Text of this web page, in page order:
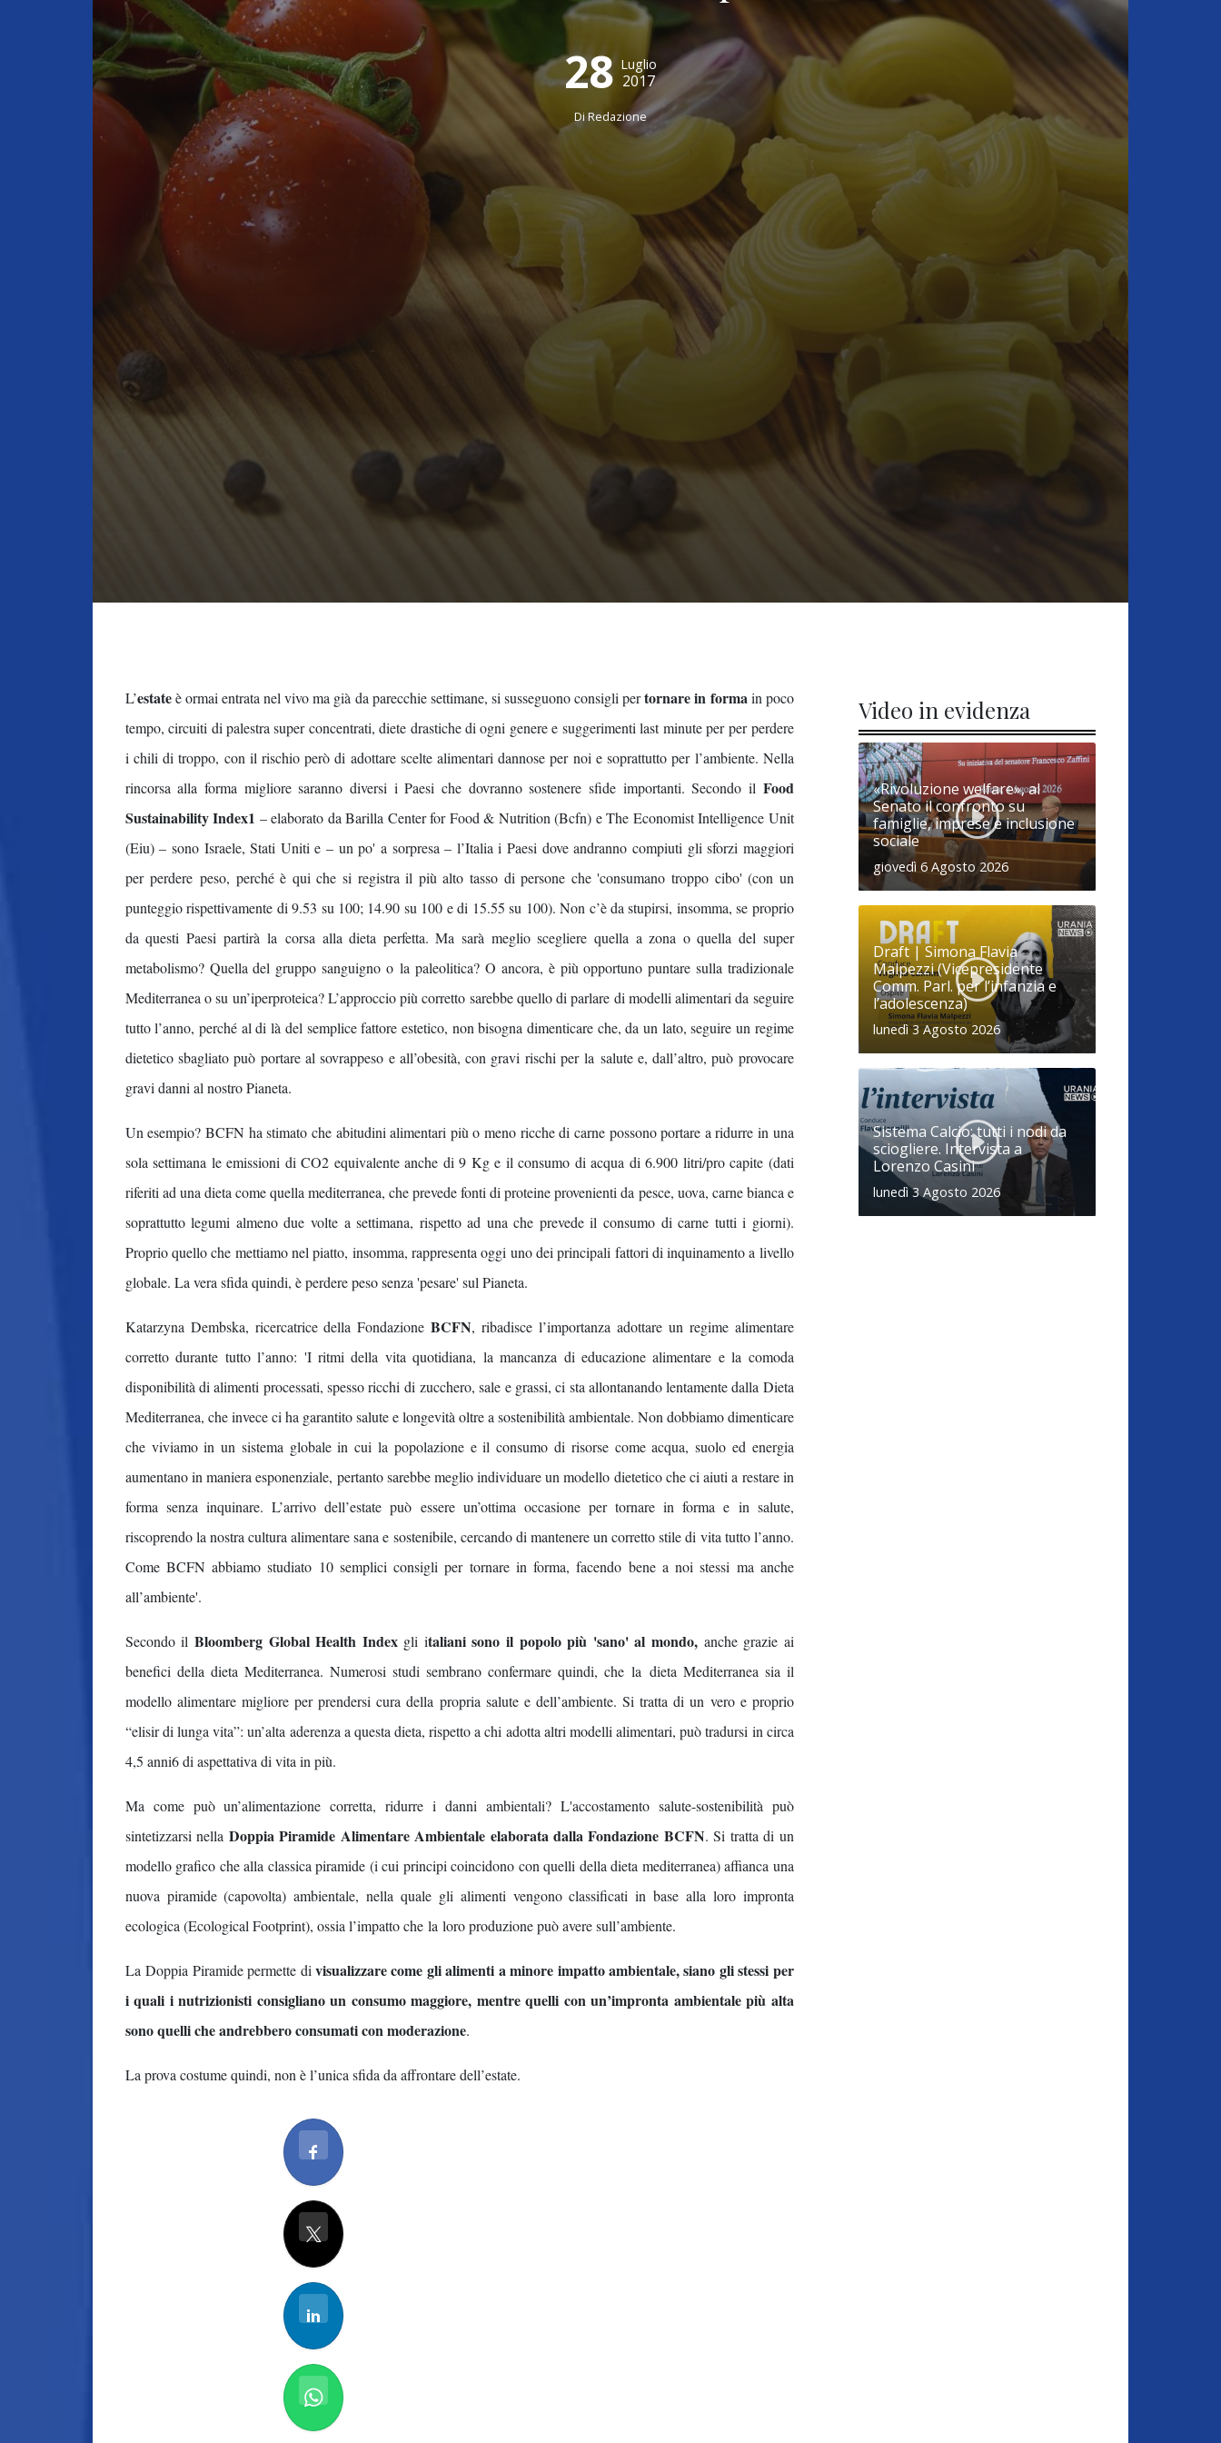
28 Luglio
2017
DiRedazione
L’estateè ormai entrata nel vivo ma già da parecchie settimane, si susseguono consigli pertornare in forma in poco
tempo, circuiti di palestra super concentrati, diete drastiche di ogni genere e suggerimenti last minute per per perdere
i chili di troppo, con il rischio però di adottare scelte alimentari dannose per noi e soprattutto per l’ambiente. Nella
rincorsa alla forma migliore saranno diversi i Paesi che dovranno sostenere sfide importanti. Secondo il Food
Sustainability Index1 – elaborato da Barilla Center for Food & Nutrition (Bcfn) e The Economist Intelligence Unit
(Eiu) – sono Israele, Stati Uniti e – un po' a sorpresa – l’Italia i Paesi dove andranno compiuti gli sforzi maggiori
per perdere peso, perché è qui che si registra il più alto tasso di persone che 'consumano troppo cibo' (con un
punteggio rispettivamente di 9.53 su 100; 14.90 su 100 e di 15.55 su 100). Non c’è da stupirsi, insomma, se proprio
da questi Paesi partirà la corsa alla dieta perfetta. Ma sarà meglio scegliere quella a zona o quella del super
metabolismo? Quella del gruppo sanguigno o la paleolitica? O ancora, è più opportuno puntare sulla tradizionale
Mediterranea o su un’iperproteica? L’approccio più corretto sarebbe quello di parlare di modelli alimentari da seguire
tutto l’anno, perché al di là del semplice fattore estetico, non bisogna dimenticare che, da un lato, seguire un regime
dietetico sbagliato può portare al sovrappeso e all’obesità, con gravi rischi per la salute e, dall’altro, può provocare
gravi danni al nostro Pianeta.
Un esempio? BCFN ha stimato che abitudini alimentari più o meno ricche di carne possono portare a ridurre in una
sola settimana le emissioni di CO2 equivalente anche di 9 Kg e il consumo di acqua di 6.900 litri/pro capite (dati
riferiti ad una dieta come quella mediterranea, che prevede fonti di proteine provenienti da pesce, uova, carne bianca e
soprattutto legumi almeno due volte a settimana, rispetto ad una che prevede il consumo di carne tutti i giorni).
Proprio quello che mettiamo nel piatto, insomma, rappresenta oggi uno dei principali fattori di inquinamento a livello
globale. La vera sfida quindi, è perdere peso senza 'pesare' sul Pianeta.
Katarzyna Dembska, ricercatrice della FondazioneBCFN, ribadisce l’importanza adottare un regime alimentare
corretto durante tutto l’anno: 'I ritmi della vita quotidiana, la mancanza di educazione alimentare e la comoda
disponibilità di alimenti processati, spesso ricchi di zucchero, sale e grassi, ci sta allontanando lentamente dalla Dieta
Mediterranea, che invece ci ha garantito salute e longevità oltre a sostenibilità ambientale. Non dobbiamo dimenticare
che viviamo in un sistema globale in cui la popolazione e il consumo di risorse come acqua, suolo ed energia
aumentano in maniera esponenziale, pertanto sarebbe meglio individuare un modello dietetico che ci aiuti a restare in
forma senza inquinare. L’arrivo dell’estate può essere un’ottima occasione per tornare in forma e in salute,
riscoprendo la nostra cultura alimentare sana e sostenibile, cercando di mantenere un corretto stile di vita tutto l’anno.
Come BCFN abbiamo studiato 10 semplici consigli per tornare in forma, facendo bene a noi stessi ma anche
all’ambiente'.
Secondo il Bloomberg Global Health Indexgli italiani sono il popolo più 'sano' al mondo, anche grazie ai
benefici della dieta Mediterranea. Numerosi studi sembrano confermare quindi, che la dieta Mediterranea sia il
modello alimentare migliore per prendersi cura della propria salute e dell’ambiente. Si tratta di un vero e proprio
“elisir di lunga vita”: un’alta aderenza a questa dieta, rispetto a chi adotta altri modelli alimentari, può tradursi in circa
4,5 anni6 di aspettativa di vita in più.
Ma come può un’alimentazione corretta, ridurre i danni ambientali? L'accostamento salute-sostenibilità può
sintetizzarsi nella Doppia Piramide Alimentare Ambientale elaborata dalla Fondazione BCFN. Si tratta di un
modello grafico che alla classica piramide (i cui principi coincidono con quelli della dieta mediterranea) affianca una
nuova piramide (capovolta) ambientale, nella quale gli alimenti vengono classificati in base alla loro impronta
ecologica (Ecological Footprint), ossia l’impatto che la loro produzione può avere sull’ambiente.
La Doppia Piramide permette di visualizzare come gli alimenti a minore impatto ambientale, siano gli stessi per
i quali i nutrizionisti consigliano un consumo maggiore, mentre quelli con un’impronta ambientale più alta
sono quelli che andrebbero consumati con moderazione.
La prova costume quindi, non è l’unica sfida da affrontare dell’estate.
Video in evidenza
«Rivoluzione welfare», al
Senato il confronto su
famiglie, imprese e inclusione
sociale
giovedì 6 Agosto 2026
Draft | Simona Flavia
Malpezzi (Vicepresidente
Comm. Parl. per l’infanzia e
l’adolescenza)
lunedì 3 Agosto 2026
Sistema Calcio: tutti i nodi da
sciogliere. Intervista a
Lorenzo Casini
lunedì 3 Agosto 2026